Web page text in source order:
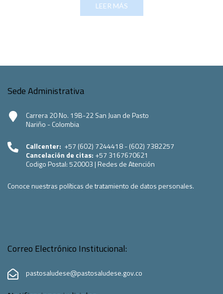
LEER MÁS
Sede Administrativa
Carrera 20 No. 19B-22 San Juan de Pasto
Nariño - Colombia
Callcenter: +57 (602) 7244418 - (602) 7382257
Cancelación de citas: +57 3167670621
Codigo Postal:520003 | Redes de Atención
Conoce nuestras políticas de tratamiento de datos personales.
Correo Electrónico Institucional:
pastosaludese@pastosaludese.gov.co